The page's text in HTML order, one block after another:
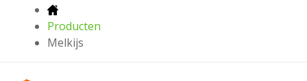
Producten
Melkijs